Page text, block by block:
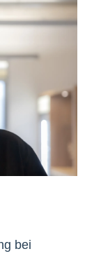
bei